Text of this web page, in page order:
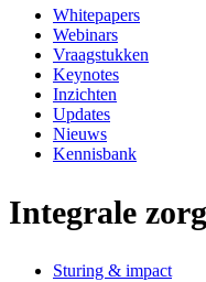
Whitepapers
Webinars
Vraagstukken
Keynotes
Inzichten
Updates
Nieuws
Kennisbank
Integrale
Sturing & impact